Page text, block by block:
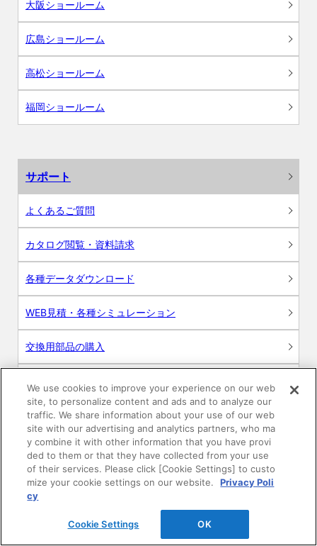
大阪ショールーム
広島ショールーム
高松ショールーム
福岡ショールーム
サポート
よくあるご質問
カタログ閲覧・資料請求
各種データダウンロード
WEB見積・各種シミュレーション
交換用部品の購入
お問い合わせ
ログイン
建築・設計関係者様向けサイト
We use cookies to improve your experience on our web
site, to personalize content and ads and to analyze our
traffic. We share information about your use of our web
site with our advertising and analytics partners, who ma
y combine it with other information that you have provi
ded to them or that they have collected from your use
of their services. Please click [Cookie Settings] to custo
mize your cookie settings on our website.
Privacy Poli
cy
Cookie Settings OK